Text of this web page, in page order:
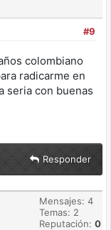
#9
colombiano
radicarme en
seria con buenas
Responder
Mensajes: 4
Temas: 2
Reputación: 0